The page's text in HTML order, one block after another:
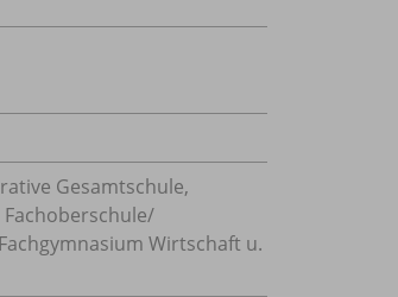
Gesamtschule,
Wirtschaft u.